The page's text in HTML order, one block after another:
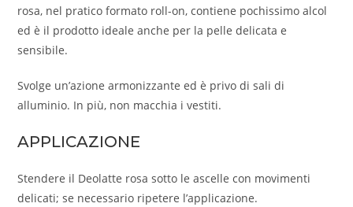
rosa, nel pratico formato roll-on, contiene pochissimo alcol
ed è il prodotto ideale anche per la pelle delicata e
sensibile.
Svolge un’azione armonizzante ed è privo di sali di
alluminio. In più, non macchia i vestiti.
APPLICAZIONE
Stendere il Deolatte rosa sotto le ascelle con movimenti
delicati; se necessario ripetere l’applicazione.